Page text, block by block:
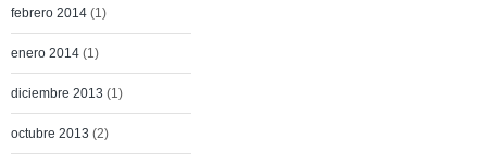
febrero 2014 (1)
enero 2014 (1)
diciembre 2013 (1)
octubre 2013 (2)